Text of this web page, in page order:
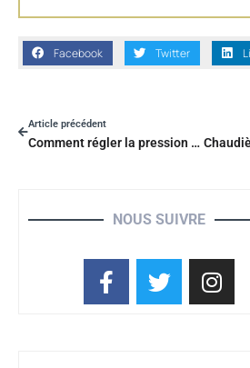
Facebook Twitter
Article précédent
Comment régler la pression d’eau
NOUS SUIVRE